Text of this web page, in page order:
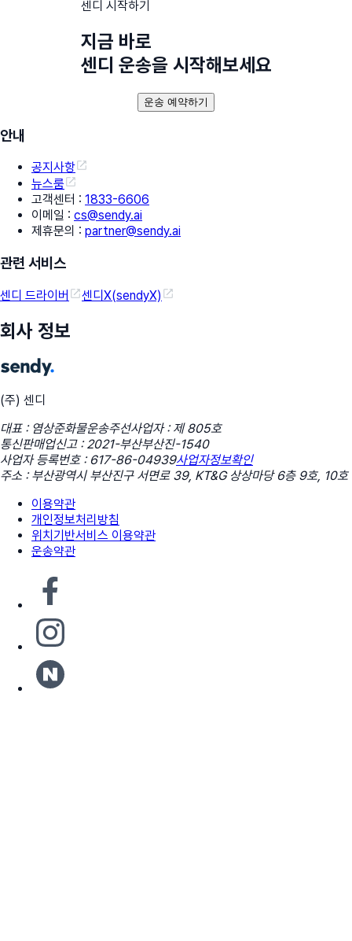
센디 시작하기
지금 바로
센디 운송을 시작해보세요
운송 예약하기
안내
공지사항
뉴스룸
고객센터 : 1833-6606
이메일 : cs@sendy.ai
제휴문의 : partner@sendy.ai
관련 서비스
센디 드라이버 센디X(sendyX)
회사 정보
(주) 센디
대표 : 염상준화물운송주선사업자 : 제 805호
통신판매업신고 : 2021-부산부산진-1540
사업자 등록번호 : 617-86-04939사업자정보확인
주소 : 부산광역시 부산진구 서면로 39, KT&G 상상마당 6층 9호, 10호
이용약관
개인정보처리방침
위치기반서비스 이용약관
운송약관